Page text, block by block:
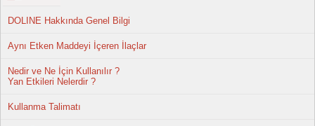
DOLINE Hakkında Genel Bilgi
Aynı Etken Maddeyi İçeren İlaçlar
Nedir ve Ne İçin Kullanılır ?
Yan Etkileri Nelerdir ?
Kullanma Talimatı